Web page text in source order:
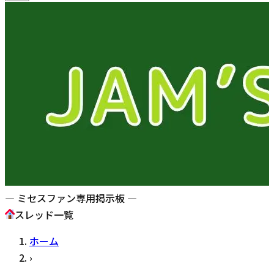
— ミセスファン専用掲示板 —
スレッド一覧
ホーム
›